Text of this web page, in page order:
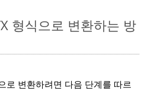
형식으로 변환하는 방
로 변환하려면 다음 단계를 따르